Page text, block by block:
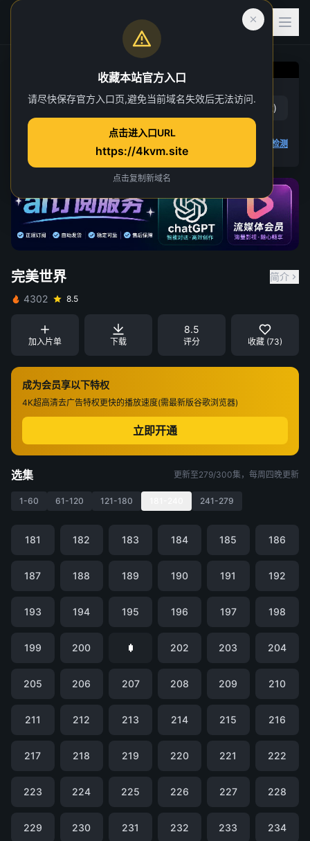
完美世界
第 201 集
赞 ( 18) 踩 2)
播放检测
完美世界
简介
4302
8.5
加入片单 下载
8.5
评分 收藏 (73)
成为会员享以下特权
4K超高清去广告特权更快的播放速度(需最新版谷歌浏览器)
立即开通
选集 更新至279/300集，每周四晚更新
1-60 61-120 121-180 241-279
181 182 183 184 185 186
187 188 189 190 191 192
193 194 195 196 197 198
199 200 202 203 204
205 206 207 208 209 210
211 212 213 214 215 216
217 218 219 220 221 222
223 224 225 226 227 228
229 230 231 232 233 234
收藏本站官方入口
请尽快保存官方入口页,避免当前域名失效后无法访问.
点击进入口URL
https://4kvm.site
点击复制新域名